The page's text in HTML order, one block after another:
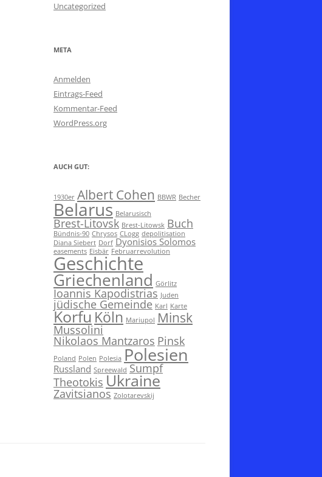
Uncategorized
META
Anmelden
Eintrags-Feed
Kommentar-Feed
WordPress.org
AUCH GUT:
1930er Albert Cohen BBWR Becher
Belarus Belarusisch
Brest-Litovsk Brest-Litowsk Buch
Bündnis-90 Chrysos CLogg depolitisation
Diana Siebert Dorf Dyonisios Solomos
easements Eisbär Februarrevolution
Geschichte
Griechenland Görlitz
Ioannis Kapodistrias Juden
jüdische Gemeinde Karl Karte
KorfuKöln Mariupol Minsk
Mussolini
Nikolaos Mantzaros Pinsk
Poland Polen Polesia Polesien
Russland Spreewald Sumpf
Theotokis Ukraine
Zavitsianos Zolotarevskij